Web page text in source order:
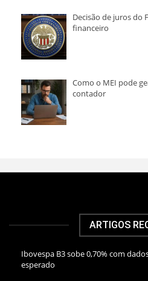
Decisão de juros do
financeiro
Como o MEI pode
contador
ARTIGOS
Ibovespa B3 sobe 0,70% com
esperado